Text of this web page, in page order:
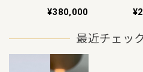
ヤモンド 計0.31ct
フレッシュメント
(新品仕上げ・補
修・洗浄等済)】
¥380,000
グ 約19号
仕上げ・補
最近チェッ